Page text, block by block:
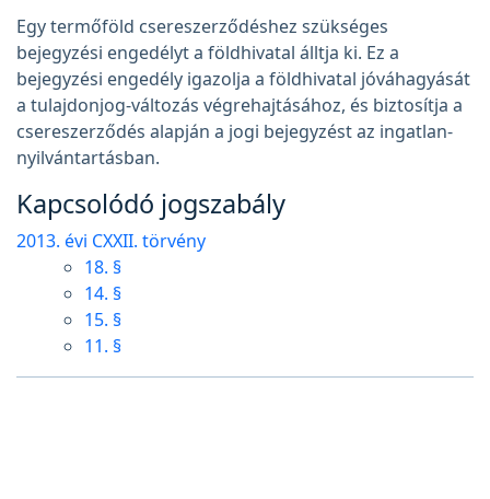
Egy termőföld csereszerződéshez szükséges
bejegyzési engedélyt a földhivatal álltja ki. Ez a
bejegyzési engedély igazolja a földhivatal jóváhagyását
a tulajdonjog-változás végrehajtásához, és biztosítja a
csereszerződés alapján a jogi bejegyzést az ingatlan-
nyilvántartásban.
Kapcsolódó jogszabály
2013. évi CXXII. törvény
18. §
14. §
15. §
11. §